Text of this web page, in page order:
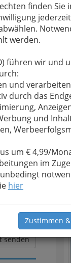
finden Sie
jederzeit
werden.
führen wir und
und
durch das
und
um € 4,99/
im
hier
Zustimmen
zur
senden